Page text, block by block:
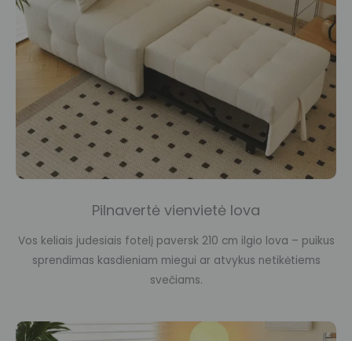
Pilnavertė vienvietė lova
Vos keliais judesiais fotelį paversk 210 cm ilgio lova – puikus
sprendimas kasdieniam miegui ar atvykus netikėtiems
svečiams.